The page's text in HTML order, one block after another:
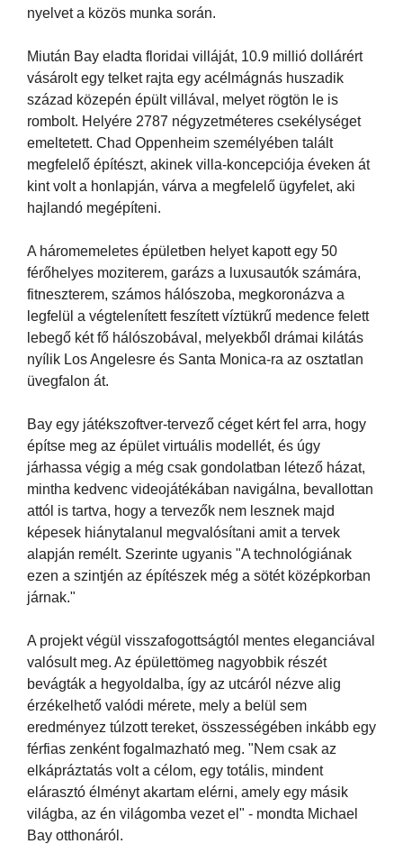
nyelvet a közös munka során.
Miután Bay eladta floridai villáját, 10.9 millió dollárért
vásárolt egy telket rajta egy acélmágnás huszadik
század közepén épült villával, melyet rögtön le is
rombolt. Helyére 2787 négyzetméteres csekélységet
emeltetett. Chad Oppenheim személyében talált
megfelelő építészt, akinek villa-koncepciója éveken át
kint volt a honlapján, várva a megfelelő ügyfelet, aki
hajlandó megépíteni.
A háromemeletes épületben helyet kapott egy 50
férőhelyes moziterem, garázs a luxusautók számára,
fitneszterem, számos hálószoba, megkoronázva a
legfelül a végtelenített feszített víztükrű medence felett
lebegő két fő hálószobával, melyekből drámai kilátás
nyílik Los Angelesre és Santa Monica-ra az osztatlan
üvegfalon át.
Bay egy játékszoftver-tervező céget kért fel arra, hogy
építse meg az épület virtuális modellét, és úgy
járhassa végig a még csak gondolatban létező házat,
mintha kedvenc videojátékában navigálna, bevallottan
attól is tartva, hogy a tervezők nem lesznek majd
képesek hiánytalanul megvalósítani amit a tervek
alapján remélt. Szerinte ugyanis "A technológiának
ezen a szintjén az építészek még a sötét középkorban
járnak."
A projekt végül visszafogottságtól mentes eleganciával
valósult meg. Az épülettömeg nagyobbik részét
bevágták a hegyoldalba, így az utcáról nézve alig
érzékelhető valódi mérete, mely a belül sem
eredményez túlzott tereket, összességében inkább egy
férfias zenként fogalmazható meg. "Nem csak az
elkápráztatás volt a célom, egy totális, mindent
elárasztó élményt akartam elérni, amely egy másik
világba, az én világomba vezet el" - mondta Michael
Bay otthonáról.